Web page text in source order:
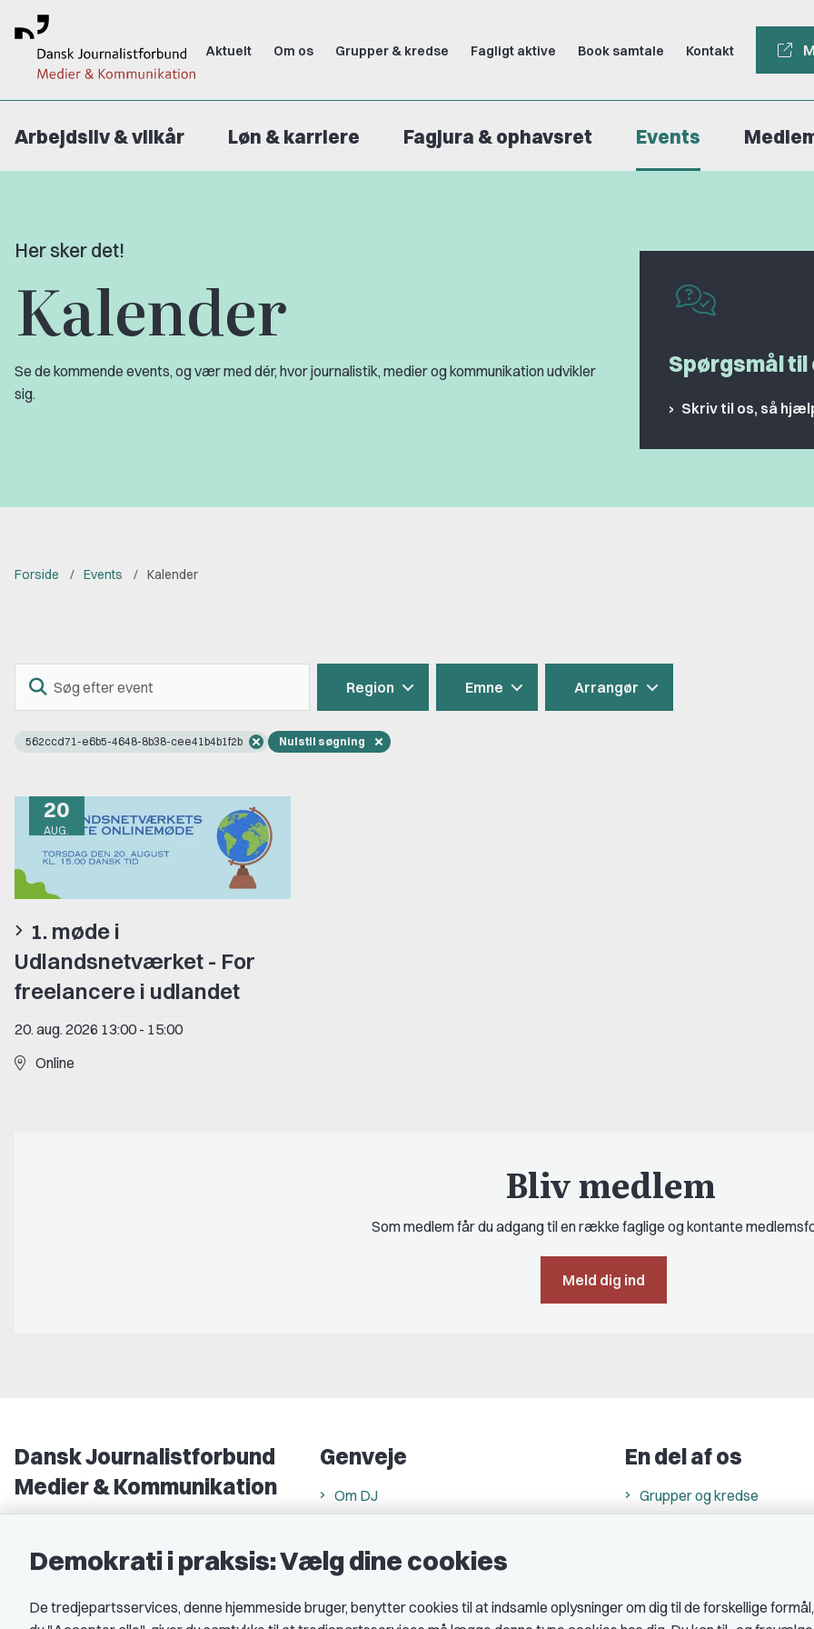
Aktuelt Om os Grupper & kredse Fagligt aktive Book samtale Kontakt
Arbejdsliv & vilkår Løn & karriere Fagjura & ophavsret Events
Her sker det!
Kalender
Se de kommende events, og vær med dér, hvor journalistik, medier og kommunikation udvikler
sig.
Spørgsmål
Skriv til os, så
Forside Events Kalender
Region Emne Arrangør
562ccd71-e6b5-4648-8b38-cee41b4b1f2b Nulstil søgning
20
AUG.
1. møde i
Udlandsnetværket - For
freelancere i udlandet
20. aug. 2026 13:00 - 15:00
Online
Bliv medlem
Som medlem får du adgang til en række faglige og kontante
Meld dig ind
Dansk Journalistforbund
Medier & Kommunikation
EAN nr.: 5790002490071
Genveje
Om DJ
Find freelancer
Rettighedsmidler hos DJ
En del af os
Grupper og kredse
Demokrati i praksis: Vælg dine cookies
De tredjepartsservices, denne hjemmeside bruger, benytter cookies til at indsamle oplysninger om dig til de forskellige